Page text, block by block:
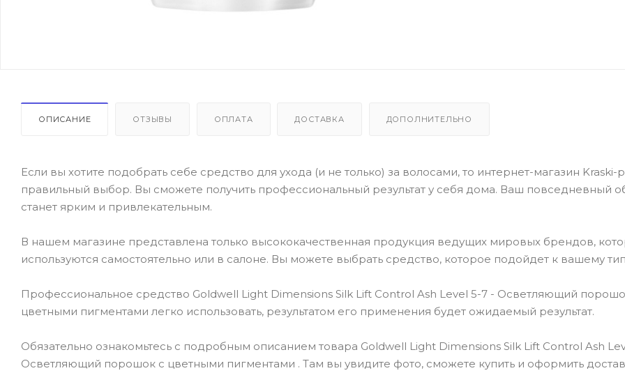
ОПИСАНИЕ ОТЗЫВЫ ОПЛАТА ДОСТАВКА ДОПОЛНИТЕЛЬНО
Если вы хотите подобрать себе средство для ухода (и не только) за волосами, то интернет-магазин
правильный выбор. Вы сможете получить профессиональный результат у себя дома. Ваш повседневный
станет ярким и привлекательным.
В нашем магазине представлена только высококачественная продукция ведущих мировых брендов,
используются самостоятельно или в салоне. Вы можете выбрать средство, которое подойдет к вашему
Профессиональное средство Goldwell Light Dimensions Silk Lift Control Ash Level 5-7 - Осветляющий
цветными пигментами легко использовать, результатом его применения будет ожидаемый результат.
Обязательно ознакомьтесь с подробным описанием товара Goldwell Light Dimensions Silk Lift Control Ash
Осветляющий порошок с цветными пигментами . Там вы увидите фото, сможете купить и оформить